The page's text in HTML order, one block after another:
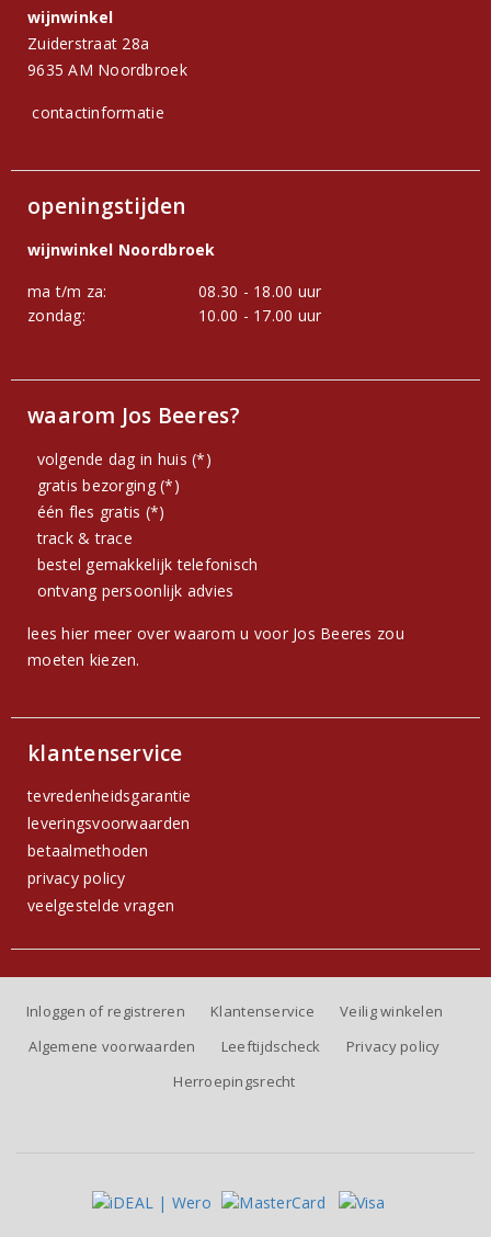
wijnwinkel
Zuiderstraat 28a
9635 AM Noordbroek
contactinformatie
openingstijden
wijnwinkel Noordbroek
ma t/m za:
08.30 - 18.00 uur
zondag:
10.00 - 17.00 uur
waarom Jos Beeres?
volgende dag in huis (*)
gratis bezorging (*)
één fles gratis (*)
track & trace
bestel gemakkelijk telefonisch
ontvang persoonlijk advies
lees hier meer over waarom u voor Jos Beeres zou
moeten kiezen.
klantenservice
tevredenheidsgarantie
leveringsvoorwaarden
betaalmethoden
privacy policy
veelgestelde vragen
Inloggen of registreren Klantenservice
Veilig winkelen
Algemene voorwaarden
Leeftijdscheck
Privacy policy
Herroepingsrecht